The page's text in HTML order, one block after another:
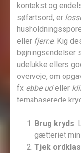
kontekst og
søfartsord, er
eller fjerne. Kig
bøjningsendelser
udelukke ellers
overveje, om
fx ebbe udeller
temabaserede
Brug kryds:
gætteriet
Tjek